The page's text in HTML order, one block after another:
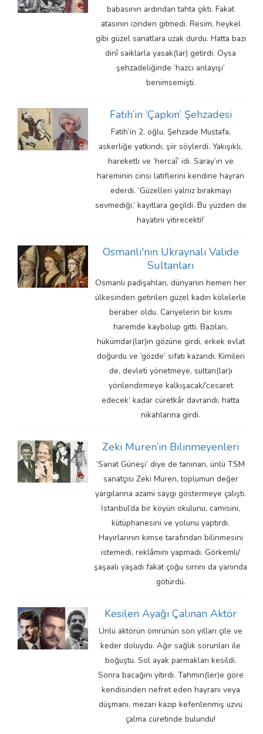
babasının ardından tahta çıktı. Fakat
atasının izinden gitmedi. Resim, heykel
gibi güzel sanatlara uzak durdu. Hatta bazı
dinî saiklarla yasak(lar) getirdi. Oysa
şehzadeliğinde ‘hazcı anlayışı’
benimsemişti.
Fatih’in ‘Çapkın’ Şehzadesi
Fatih’in 2. oğlu, Şehzade Mustafa,
askerliğe yatkındı, şiir söylerdi. Yakışıklı,
hareketli ve ‘hercaî’ idi. Saray’ın ve
hareminin cinsi latiflerini kendine hayran
ederdi. ‘Güzelleri yalnız bırakmayı
sevmediği,’ kayıtlara geçildi. Bu yüzden de
hayatını yitirecekti!’
Osmanlı'nın Ukraynalı Valide
Sultanları
Osmanlı padişahları, dünyanın hemen her
ülkesinden getirilen güzel kadın kölelerle
beraber oldu. Cariyelerin bir kısmı
haremde kaybolup gitti. Bazıları,
hükümdar(lar)ın gözüne girdi, erkek evlat
doğurdu ve ‘gözde’ sıfatı kazandı. Kimileri
de, devleti yönetmeye, sultan(lar)ı
yönlendirmeye kalkışacak/‘cesaret
edecek’ kadar cüretkâr davrandı, hatta
nikahlarına girdi.
Zeki Müren’in Bilinmeyenleri
‘Sanat Güneşi’ diye de tanınan, ünlü TSM
sanatçısı Zeki Müren, toplumun değer
yargılarına azami saygı göstermeye çalıştı.
İstanbul’da bir köyün okulunu, camisini,
kütüphanesini ve yolunu yaptırdı.
Hayırlarının kimse tarafından bilinmesini
istemedi, reklâmını yapmadı. Görkemli/
şaşaalı yaşadı fakat çoğu sırrını da yanında
götürdü.
Kesilen Ayağı Çalınan Aktör
Ünlü aktörün ömrünün son yılları çile ve
keder doluydu. Ağır sağlık sorunları ile
boğuştu. Sol ayak parmakları kesildi.
Sonra bacağını yitirdi. Tahmin(ler)e göre
kendisinden nefret eden hayranı veya
düşmanı, mezarı kazıp kefenlenmiş uzvu
çalma cüretinde bulundu!